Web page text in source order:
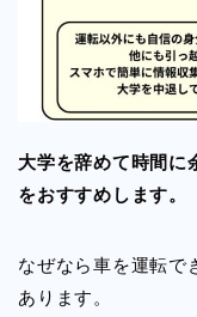
大学を辞めて時間に
をおすすめします。
なぜなら車を運転で
あります。